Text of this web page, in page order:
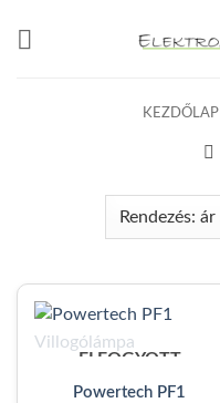
KEZDŐLAP
ELFOGYOTT
Powertech PF1